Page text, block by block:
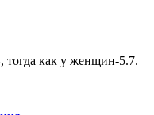
как у женщин-5.7.